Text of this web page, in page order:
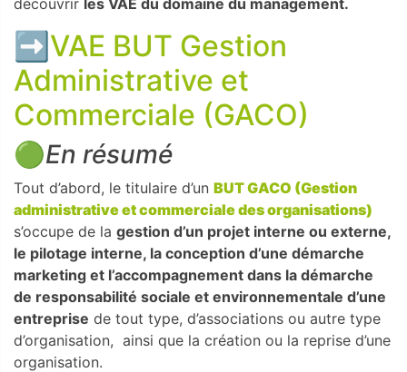
découvrir les VAE du domaine du management.
➡️VAE BUT Gestion
Administrative et
Commerciale (GACO)
🟢En résumé
Tout d’abord, le titulaire d’un BUT GACO (Gestion
administrative et commerciale des organisations)
s’occupe de la gestion d’un projet interne ou externe,
le pilotage interne, la conception d’une démarche
marketing et l’accompagnement dans la démarche
de responsabilité sociale et environnementale d’une
entreprise de tout type, d’associations ou autre type
d’organisation, ainsi que la création ou la reprise d’une
organisation.